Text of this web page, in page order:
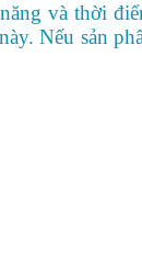
và thời
Nếu sản